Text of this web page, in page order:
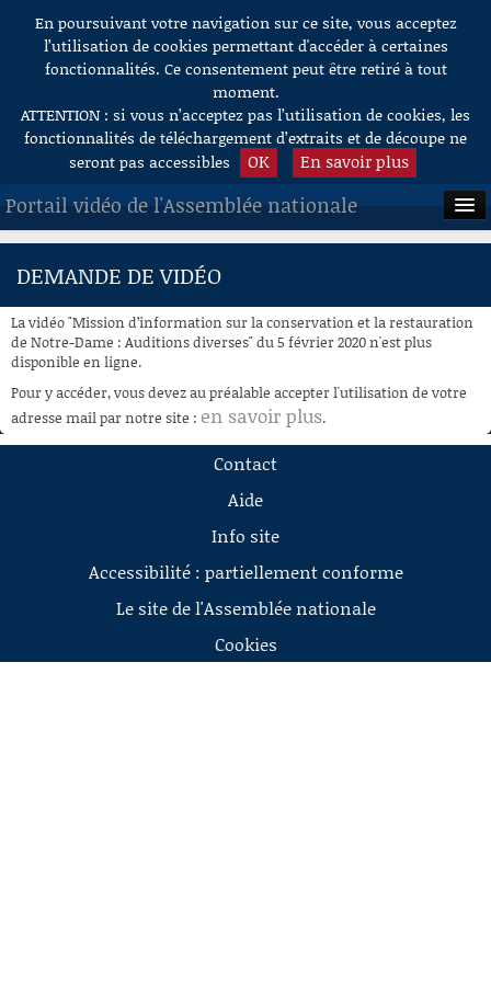
Aller au contenu
En poursuivant votre navigation sur ce site, vous acceptez
l’utilisation de cookies permettant d'accéder à certaines
fonctionnalités. Ce consentement peut être retiré à tout
moment.
ATTENTION : si vous n’acceptez pas l’utilisation de cookies, les
fonctionnalités de téléchargement d’extraits et de découpe ne
seront pas accessibles
OK En savoir plus
Portail vidéo de l'Assemblée nationale
ACCUEIL
À LA DEMANDE
RECHERCHE
AIDE À LA DÉCOUPE
DE VIDÉOS
DEMANDE DE VIDÉO
La vidéo "Mission d’information sur la conservation et la restauration
de Notre-Dame : Auditions diverses" du 5 février 2020 n'est plus
disponible en ligne.
Pour y accéder, vous devez au préalable accepter l'utilisation de votre
adresse mail par notre site : en savoir plus.
Contact
Aide
Info site
Accessibilité : partiellement conforme
Le site de l'Assemblée nationale
Cookies